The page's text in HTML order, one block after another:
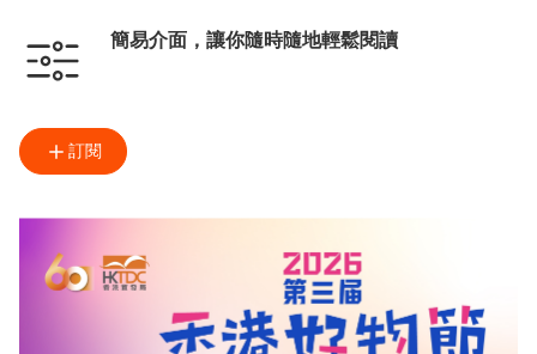
簡易介面，讓你隨時隨地輕鬆閱讀
訂閱